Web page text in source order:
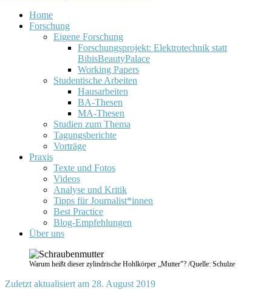
Home
Forschung
Eigene Forschung
Forschungsprojekt: Elektrotechnik statt
BibisBeautyPalace
Working Papers
Studentische Arbeiten
Hausarbeiten
BA-Thesen
MA-Thesen
Studien zum Thema
Tagungsberichte
Vorträge
Praxis
Texte und Fotos
Videos
Analyse und Kritik
Tipps für Journalist*innen
Best Practice
Blog-Empfehlungen
Über uns
Warum heißt dieser zylindrische Hohlkörper „Mutter"? /Quelle: Schulze
Zuletzt aktualisiert am 28. August 2019